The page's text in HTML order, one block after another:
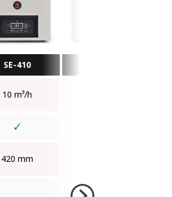
SE-410
10 m³/h
✓
420 mm
550 W